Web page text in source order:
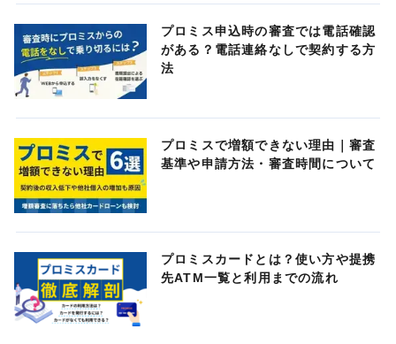
プロミス申込時の審査では電話確認
がある？電話連絡なしで契約する方
法
プロミスで増額できない理由｜審査
基準や申請方法・審査時間について
プロミスカードとは？使い方や提携
先ATM一覧と利用までの流れ